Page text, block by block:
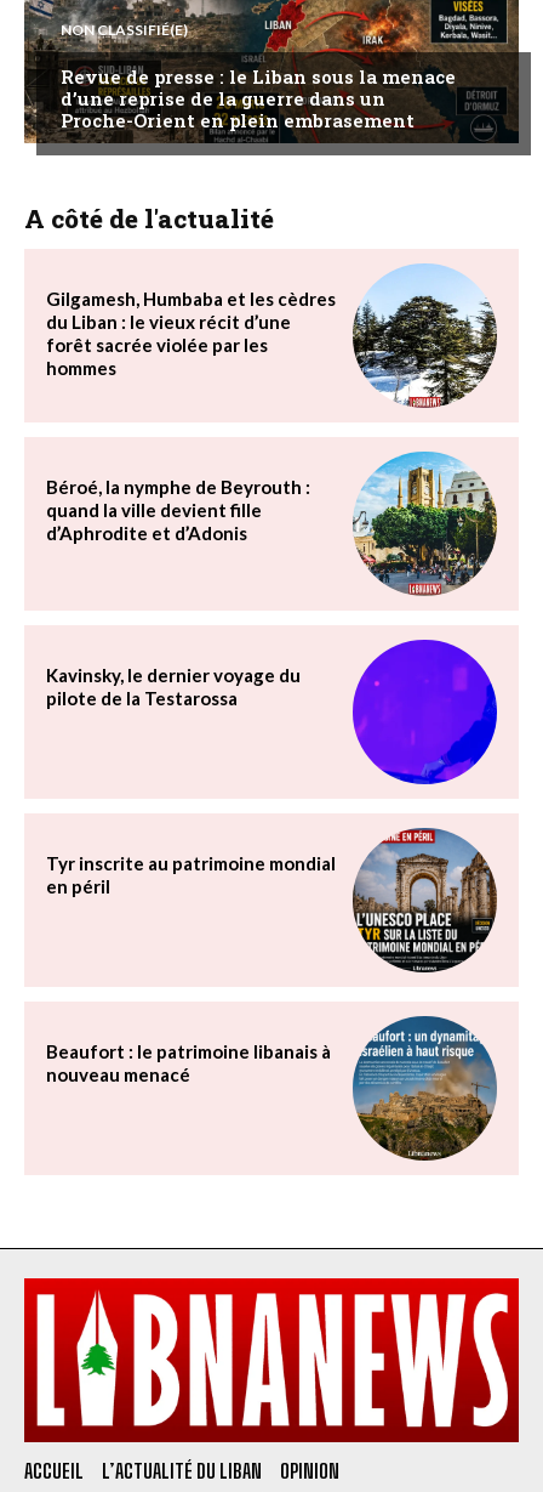
NON CLASSIFIÉ(E)
Revue de presse : le Liban sous la menace
d’une reprise de la guerre dans un
Proche-Orient en plein embrasement
A côté de l'actualité
Gilgamesh, Humbaba et les cèdres
du Liban : le vieux récit d’une
forêt sacrée violée par les
hommes
Béroé, la nymphe de Beyrouth :
quand la ville devient fille
d’Aphrodite et d’Adonis
Kavinsky, le dernier voyage du
pilote de la Testarossa
Tyr inscrite au patrimoine mondial
en péril
Beaufort : le patrimoine libanais à
nouveau menacé
ACCUEIL L’ACTUALITÉ DU LIBAN
OPINION